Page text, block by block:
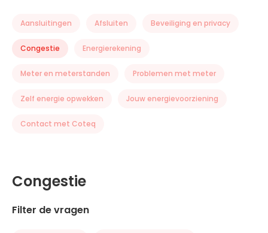
Aansluitingen Afsluiten Beveiliging en privacy
Congestie Energierekening
Meter en meterstanden Problemen met meter
Zelf energie opwekken Jouw energievoorziening
Contact met Coteq
Congestie
Filter de vragen